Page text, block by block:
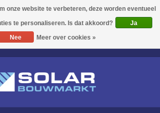
0 Artikelen - €0,00
Ja
Nee
Meer over cookies »